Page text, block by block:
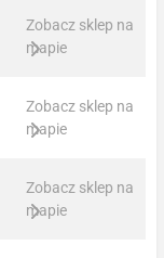
Zobacz sklep na
mapie
Zobacz sklep na
mapie
Zobacz sklep na
mapie